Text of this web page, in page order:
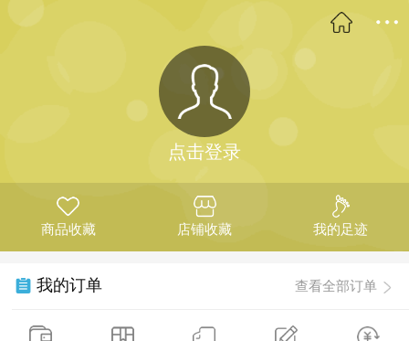
点击登录
商品收藏 店铺收藏 我的足迹
我的订单 查看全部订单